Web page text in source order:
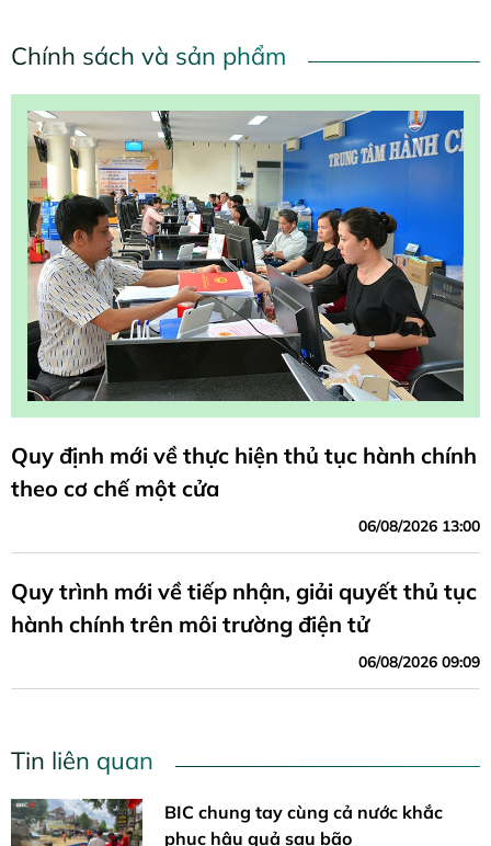
Chính sách và sản phẩm
Quy định mới về thực hiện thủ tục hành chính
theo cơ chế một cửa
06/08/2026 13:00
Quy trình mới về tiếp nhận, giải quyết thủ tục
hành chính trên môi trường điện tử
06/08/2026 09:09
Tin liên quan
BIC chung tay cùng cả nước khắc
phục hậu quả sau bão